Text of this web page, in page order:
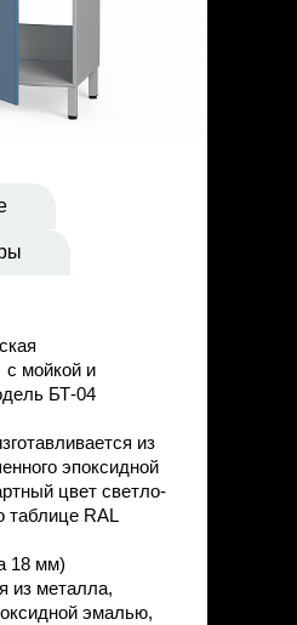
с мойкой и
БТ-04
из
эпоксидной
цвет светло-
таблице RAL
18 мм)
из металла,
эмалью,